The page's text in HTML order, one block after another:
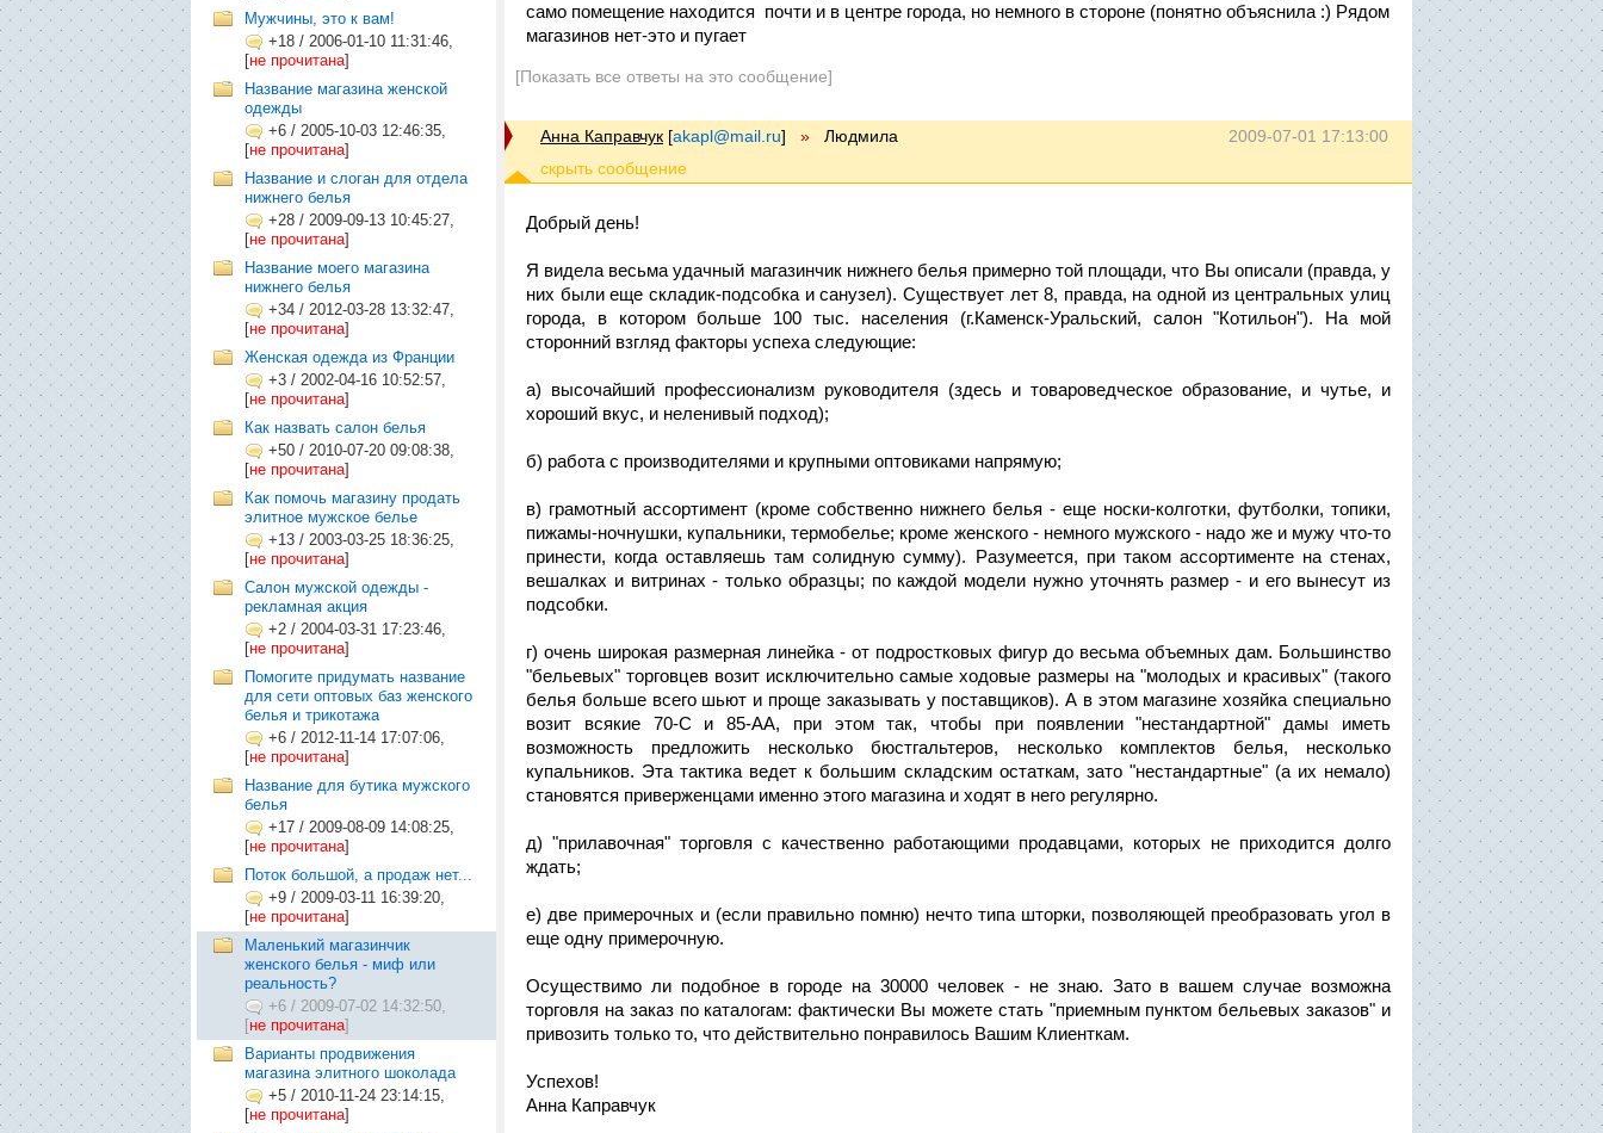
Мужчины, это к вам!
+18 / 2006-01-10 11:31:46,
[не прочитана]
Название магазина женской
одежды
+6 / 2005-10-03 12:46:35,
[не прочитана]
Название и слоган для отдела
нижнего белья
+28 / 2009-09-13 10:45:27,
[не прочитана]
Название моего магазина
нижнего белья
+34 / 2012-03-28 13:32:47,
[не прочитана]
Женская одежда из Франции
+3 / 2002-04-16 10:52:57,
[не прочитана]
Как назвать салон белья
+50 / 2010-07-20 09:08:38,
[не прочитана]
Как помочь магазину продать
элитное мужское белье
+13 / 2003-03-25 18:36:25,
[не прочитана]
Салон мужской одежды -
рекламная акция
+2 / 2004-03-31 17:23:46,
[не прочитана]
Помогите придумать название
для сети оптовых баз женского
белья и трикотажа
+6 / 2012-11-14 17:07:06,
[не прочитана]
Название для бутика мужского
белья
+17 / 2009-08-09 14:08:25,
[не прочитана]
Поток большой, а продаж нет...
+9 / 2009-03-11 16:39:20,
[не прочитана]
Маленький магазинчик
женского белья - миф или
реальность?
+6 / 2009-07-02 14:32:50,
[не прочитана]
Варианты продвижения
магазина элитного шоколада
+5 / 2010-11-24 23:14:15,
[не прочитана]
само помещение находится почти и в центре города, но немного в стороне (понятно объяснила :) Рядом
магазинов нет-это и пугает
[Показать все ответы на это сообщение]
2009-07-01 17:13:00
Анна Каправчук [akapl@mail.ru] » Людмила
Добрый день!
Я видела весьма удачный магазинчик нижнего белья примерно той площади, что Вы описали (правда, у
них были еще складик-подсобка и санузел). Существует лет 8, правда, на одной из центральных улиц
города, в котором больше 100 тыс. населения (г.Каменск-Уральский, салон "Котильон"). На мой
сторонний взгляд факторы успеха следующие:
а) высочайший профессионализм руководителя (здесь и товароведческое образование, и чутье, и
хороший вкус, и неленивый подход);
б) работа с производителями и крупными оптовиками напрямую;
в) грамотный ассортимент (кроме собственно нижнего белья - еще носки-колготки, футболки, топики,
пижамы-ночнушки, купальники, термобелье; кроме женского - немного мужского - надо же и мужу что-то
принести, когда оставляешь там солидную сумму). Разумеется, при таком ассортименте на стенах,
вешалках и витринах - только образцы; по каждой модели нужно уточнять размер - и его вынесут из
подсобки.
г) очень широкая размерная линейка - от подростковых фигур до весьма объемных дам. Большинство
"бельевых" торговцев возит исключительно самые ходовые размеры на "молодых и красивых" (такого
белья больше всего шьют и проще заказывать у поставщиков). А в этом магазине хозяйка специально
возит всякие 70-С и 85-АА, при этом так, чтобы при появлении "нестандартной" дамы иметь
возможность предложить несколько бюстгальтеров, несколько комплектов белья, несколько
купальников. Эта тактика ведет к большим складским остаткам, зато "нестандартные" (а их немало)
становятся приверженцами именно этого магазина и ходят в него регулярно.
д) "прилавочная" торговля с качественно работающими продавцами, которых не приходится долго
ждать;
е) две примерочных и (если правильно помню) нечто типа шторки, позволяющей преобразовать угол в
еще одну примерочную.
Осуществимо ли подобное в городе на 30000 человек - не знаю. Зато в вашем случае возможна
торговля на заказ по каталогам: фактически Вы можете стать "приемным пунктом бельевых заказов" и
привозить только то, что действительно понравилось Вашим Клиенткам.
Успехов!
Анна Каправчук